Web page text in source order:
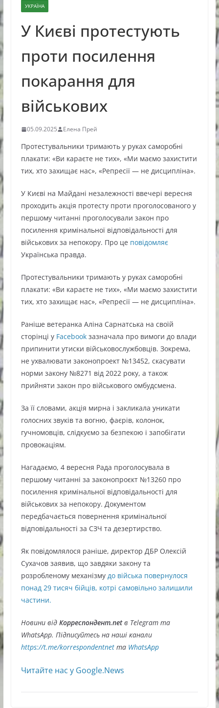
УКРАЇНА
У Києві протестують
проти посилення
покарання для
військових
05.09.2025 Елена Прей
Протестувальники тримають у руках саморобні
плакати: «Ви караєте не тих», «Ми маємо захистити
тих, хто захищає нас», «Репресії — не дисципліна».
У Києві на Майдані незалежності ввечері вересня
проходить акція протесту проти проголосованого у
першому читанні проголосували закон про
посилення кримінальної відповідальності для
військових за непокору. Про це повідомляє
Українська правда.
Протестувальники тримають у руках саморобні
плакати: «Ви караєте не тих», «Ми маємо захистити
тих, хто захищає нас», «Репресії — не дисципліна».
Раніше ветеранка Аліна Сарнатська на своїй
сторінці у Facebookзазначала про вимоги до влади
припинити утиски військовослужбовців. Зокрема,
не ухвалювати законопроект №13452, скасувати
норми закону №8271 від 2022 року, а також
прийняти закон про військового омбудсмена.
За її словами, акція мирна і закликала уникати
голосних звуків та вогню, фаєрів, колонок,
гучномовців, слідкуємо за безпекою і запобігати
провокаціям.
Нагадаємо, 4 вересня Рада проголосувала в
першому читанні за законопроєкт №13260 про
посилення кримінальної відповідальності для
військових за непокору. Документом
передбачається повернення кримінальної
відповідальності за СЗЧ та дезертирство.
Як повідомлялося раніше, директор ДБР Олексій
Сухачов заявив, що завдяки закону та
розробленому механізму до війська повернулося
понад 29 тисяч бійців, котрі самовільно залишили
частини.
Новини відКорреспондент.netв Telegram та
WhatsApp. Підписуйтесь на наші канали
https://t.me/korrespondentnetта WhatsApp
Читайте нас у Google.News